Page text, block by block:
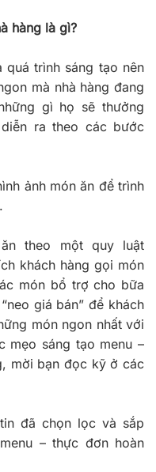
hàng là gì?
quá trình sáng tạo nên
mà nhà hàng đang
gì họ sẽ thưởng
ra theo các bước
ảnh món ăn để trình
theo một quy luật
khách hàng gọi món
món bổ trợ cho bữa
giá bán” để khách
món ngon nhất với
mẹo sáng tạo menu –
mời bạn đọc kỹ ở các
đã chọn lọc và sắp
– thực đơn hoàn